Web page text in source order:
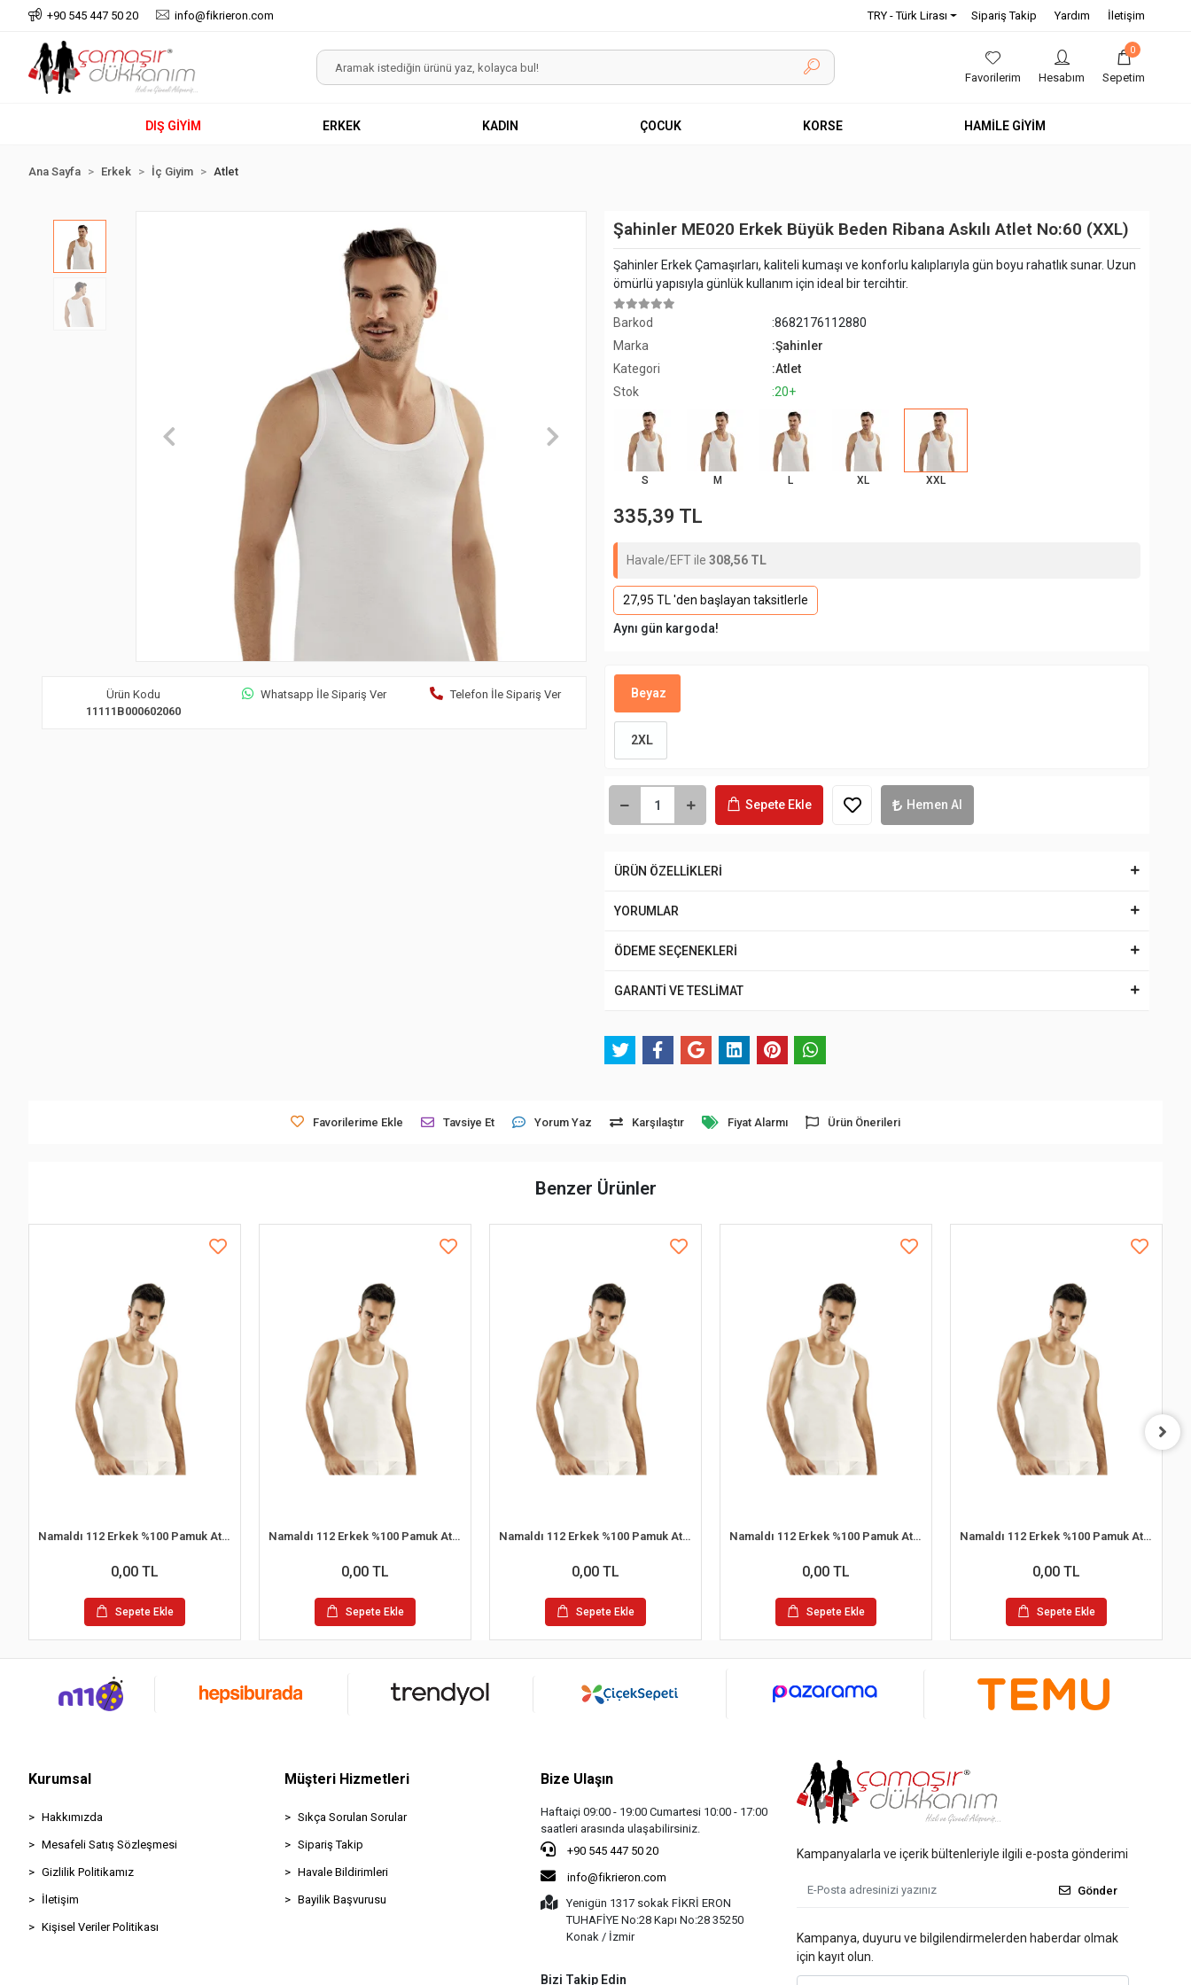
+90 545 447 50 20 info@fikrieron.com TRY - Türk Lirası Sipariş Takip Yardım İletişim
Favorilerim Hesabım
0
Sepetim
DIŞ GİYİM ERKEK KADIN ÇOCUK KORSE HAMİLE GİYİM
Ana Sayfa Erkek İç Giyim Atlet
Ürün Kodu
11111B000602060
Whatsapp İle Sipariş Ver Telefon İle Sipariş Ver
Şahinler ME020 Erkek Büyük Beden Ribana Askılı Atlet No:60 (XXL)
Şahinler Erkek Çamaşırları, kaliteli kumaşı ve konforlu kalıplarıyla gün boyu rahatlık sunar. Uzun
ömürlü yapısıyla günlük kullanım için ideal bir tercihtir.
Barkod
:8682176112880
Marka
:Şahinler
Kategori
:Atlet
Stok
:20+
S M L XL XXL
335,39 TL
Havale/EFT ile 308,56 TL
27,95 TL 'den başlayan taksitlerle
Aynı gün kargoda!
Beyaz
2XL
Sepete Ekle Hemen Al
ÜRÜN ÖZELLİKLERİ
YORUMLAR
ÖDEME SEÇENEKLERİ
GARANTİ VE TESLİMAT
Favorilerime Ekle Tavsiye Et Yorum Yaz Karşılaştır Fiyat Alarmı Ürün Önerileri
Benzer Ürünler
Namaldı 112 Erkek %100 Pamuk Atlet L 6'lı Paket
0,00 TL
Sepete Ekle
Namaldı 112 Erkek %100 Pamuk Atlet S 6'lı Paket
0,00 TL
Sepete Ekle
Namaldı 112 Erkek %100 Pamuk Atlet 2XL 6'lı Paket
0,00 TL
Sepete Ekle
Namaldı 112 Erkek %100 Pamuk Atlet M 6'lı Paket
0,00 TL
Sepete Ekle
Namaldı 112 Erkek %100 Pamuk Atlet XL 6'lı Paket
0,00 TL
Sepete Ekle
Kurumsal
Hakkımızda
Mesafeli Satış Sözleşmesi
Gizlilik Politikamız
İletişim
Kişisel Veriler Politikası
Müşteri Hizmetleri
Sıkça Sorulan Sorular
Sipariş Takip
Havale Bildirimleri
Bayilik Başvurusu
Bize Ulaşın
Haftaiçi 09:00 - 19:00 Cumartesi 10:00 - 17:00
saatleri arasında ulaşabilirsiniz.
+90 545 447 50 20
info@fikrieron.com
Yenigün 1317 sokak FİKRİ ERON
TUHAFİYE No:28 Kapı No:28 35250
Konak / İzmir
Bizi Takip Edin
Kampanyalarla ve içerik bültenleriyle ilgili e-posta gönderimi
Gönder
Kampanya, duyuru ve bilgilendirmelerden haberdar olmak
için kayıt olun.